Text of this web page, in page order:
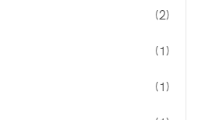
(2)
(1)
(1)